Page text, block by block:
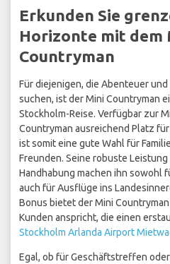
Erkunden Sie
Horizonte mit dem
Countryman
Für diejenigen, die Abenteuer
suchen, ist der Mini Countryman
Stockholm-Reise. Verfügbar zur
Countryman ausreichend Platz
ist somit eine gute Wahl für
Freunden. Seine robuste
Handhabung machen ihn sowohl
auch für Ausflüge ins
Bonus bietet der Mini
Kunden anspricht, die einen
Stockholm Arlanda Airport
Egal, ob für Geschäftstreffen